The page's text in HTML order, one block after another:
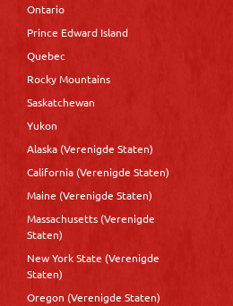
Ontario
Prince Edward Island
Quebec
Rocky Mountains
Saskatchewan
Yukon
Alaska (Verenigde Staten)
California (Verenigde Staten)
Maine (Verenigde Staten)
Massachusetts (Verenigde
Staten)
New York State (Verenigde
Staten)
Oregon (Verenigde Staten)